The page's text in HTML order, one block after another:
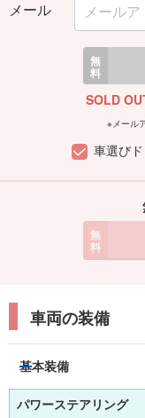
メール
無
料
SOLD
※メール
車選び
無
料
車両の装備
基本装備
パワーステアリング